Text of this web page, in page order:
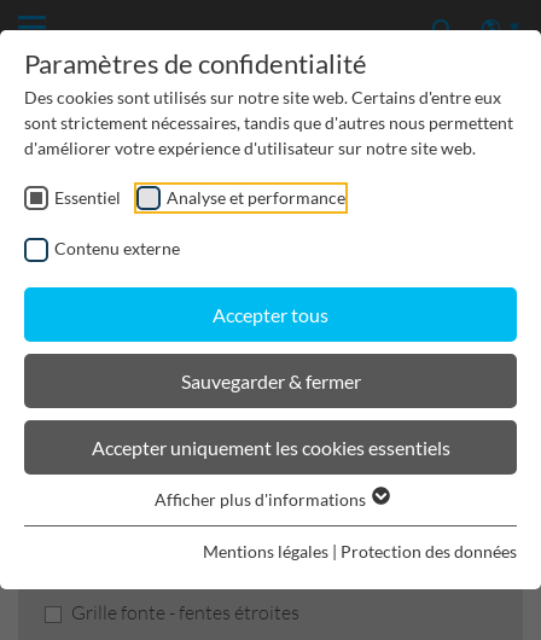
TP-GÉNIE CIVIL
PROTECTION DES EAUX SOUTERRAINES
URBANISME, PAYSAGISME
BIRCOsir Petites dimensions
Filtrer les produits
Grille fonte - fentes étroites
Paramètres de confidentialité
Des cookies sont utilisés sur notre site web. Certains d'entre eux
sont strictement nécessaires, tandis que d'autres nous permettent
d'améliorer votre expérience d'utilisateur sur notre site web.
Essentiel Analyse et performance
Contenu externe
Accepter tous
Sauvegarder & fermer
Accepter uniquement les cookies essentiels
Afficher plus d'informations
Mentions légales | Protection des données